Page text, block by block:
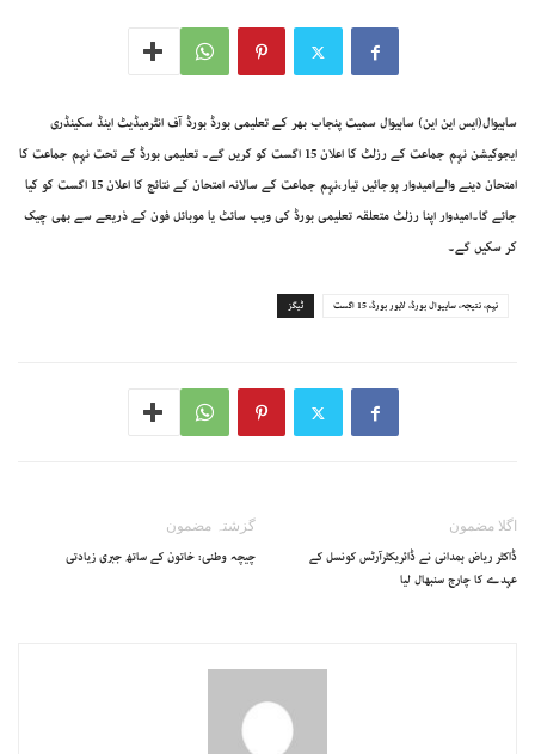
ساہیوال(ایس این این) ساہیوال سمیت پنجاب بھر کے تعلیمی بورڈ بورڈ آف انٹرمیڈیٹ اینڈ سکینڈری
ایجوکیشن نہم جماعت کے رزلٹ کا اعلان 15 اگست کو کریں گے۔ تعلیمی بورڈ کے تحت نہم جماعت کا
امتحان دینے والےامیدوار ہوجائیں تیار،نہم جماعت کے سالانہ امتحان کے نتائج کا اعلان 15 اگست کو کیا
جائے گا۔امیدوار اپنا رزلٹ متعلقہ تعلیمی بورڈ کی ویب سائٹ یا موبائل فون کے ذریعے سے بھی چیک
کر سکیں گے۔
ٹیگز نہم، نتیجہ، ساہیوال بورڈ، لاہور بورڈ، 15 اگست
گزشتہ مضمون
چیچہ وطنی: خاتون کے ساتھ جبری زیادتی
اگلا مضمون
ڈاکٹر ریاض ہمدانی نے ڈائریکٹرآرٹس کونسل کے
عہدے کا چارج سنبھال لیا